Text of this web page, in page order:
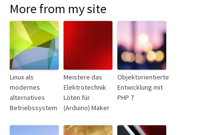
More from my site
Linux als
modernes
alternatives
Betriebssystem
Meistere das
Elektrotechnik
Löten für
(Arduino) Maker
Objektorientierte
Entwicklung mit
PHP 7